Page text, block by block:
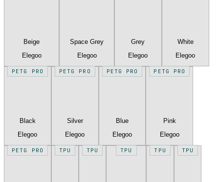
Beige
Elegoo
Space Grey
Elegoo
Grey
Elegoo
White
Elegoo
PETG PRO
Black
Elegoo
PETG PRO
Silver
Elegoo
PETG PRO
Blue
Elegoo
PETG PRO
Pink
Elegoo
PETG PRO TPU TPU TPU TPU TPU